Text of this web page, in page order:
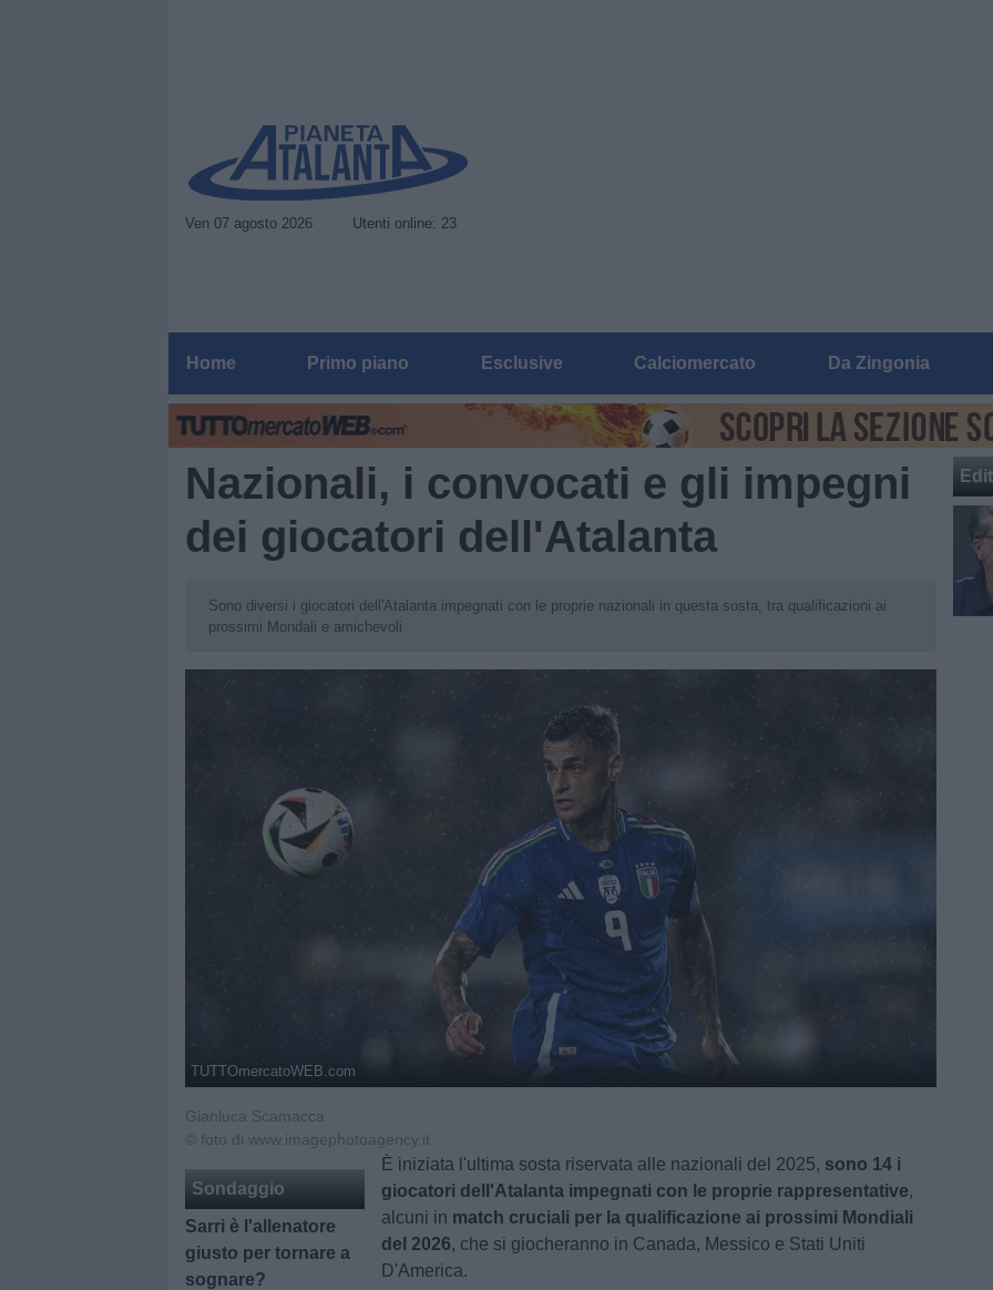
Ven 07 agosto 2026 Utenti online: 23
Home Primo piano Esclusive Calciomercato Da Zingonia
Nazionali, i convocati e gli impegni
dei giocatori dell'Atalanta
Sono diversi i giocatori dell'Atalanta impegnati con le proprie nazionali in questa sosta, tra qualificazioni ai
prossimi Mondali e amichevoli
TUTTOmercatoWEB.com
Gianluca Scamacca
© foto di www.imagephotoagency.it
Sondaggio
Sarri è l'allenatore
giusto per tornare a
sognare?
È iniziata l'ultima sosta riservata alle nazionali del 2025, sono 14 i
giocatori dell'Atalanta impegnati con le proprie rappresentative,
alcuni in match cruciali per la qualificazione ai prossimi Mondiali
del 2026, che si giocheranno in Canada, Messico e Stati Uniti
D'America.